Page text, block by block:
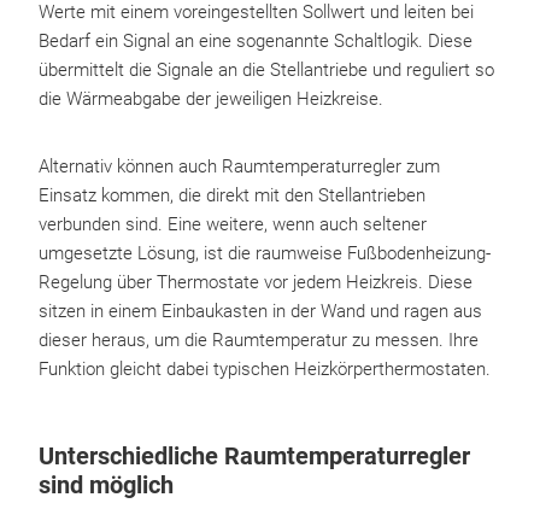
Werte mit einem voreingestellten Sollwert und leiten bei
Bedarf ein Signal an eine sogenannte Schaltlogik. Diese
übermittelt die Signale an die Stellantriebe und reguliert so
die Wärmeabgabe der jeweiligen Heizkreise.
Alternativ können auch Raumtemperaturregler zum
Einsatz kommen, die direkt mit den Stellantrieben
verbunden sind. Eine weitere, wenn auch seltener
umgesetzte Lösung, ist die raumweise Fußbodenheizung-
Regelung über Thermostate vor jedem Heizkreis. Diese
sitzen in einem Einbaukasten in der Wand und ragen aus
dieser heraus, um die Raumtemperatur zu messen. Ihre
Funktion gleicht dabei typischen Heizkörperthermostaten.
Unterschiedliche Raumtemperaturregler
sind möglich